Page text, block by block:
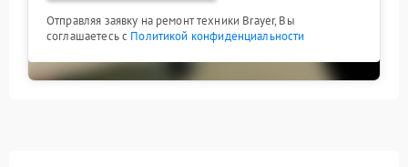
Отправляя заявку на ремонт техники Brayer, Вы
соглашаетесь с Политикой конфиденциальности